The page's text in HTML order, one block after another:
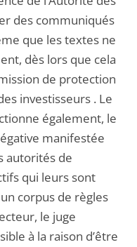
des communiqués
que les textes ne
dès lors que cela
de protection
investisseurs . Le
également, le
manifestée
autorités de
qui leurs sont
corpus de règles
le juge
à la raison d’être